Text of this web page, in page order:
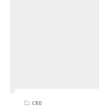
CBD